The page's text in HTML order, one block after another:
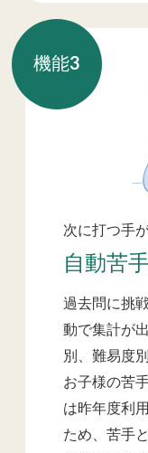
機能3
次に打つ手
自動苦
過去問に挑
動で集計が
別、難易度
お子様の苦
は昨年度利
ため、苦手